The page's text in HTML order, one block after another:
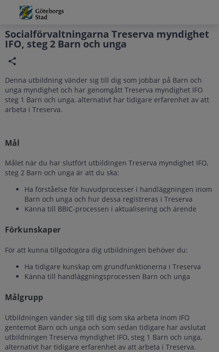
Grade
Portal
Socialförvaltningarna Treserva myndighet
IFO, steg 2 Barn och unga
Denna utbildning vänder sig till dig som jobbar på Barn och
unga myndighet och har genomgått Treserva myndighet IFO
steg 1 Barn och unga, alternativt har tidigare erfarenhet av att
arbeta i Treserva.
Mål
Målet när du har slutfört utbildingen Treserva myndighet IFO,
steg 2 Barn och unga är att du ska:
Ha förståelse för huvudprocesser i handläggningen inom
Barn och unga och hur dessa registreras i Treserva
Känna till BBIC-processen i aktualisering och ärende
Förkunskaper
För att kunna tillgodogöra dig utbildningen behöver du:
Ha tidigare kunskap om grundfunktionerna i Treserva
Känna till handläggningsprocessen Barn och unga
Målgrupp
Utbildningen vänder sig till dig som ska arbeta inom IFO
gentemot Barn och unga och som sedan tidigare har avslutat
utbildningen Treserva myndighet IFO, steg 1 Barn och unga,
alternativt har tidigare erfarenhet av att arbeta i Treserva.